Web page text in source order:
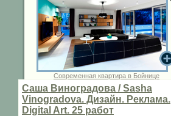
Современная квартира в Бойнице
Саша Виноградова / Sasha
Vinogradova. Дизайн. Реклама.
Digital Art. 25 работ